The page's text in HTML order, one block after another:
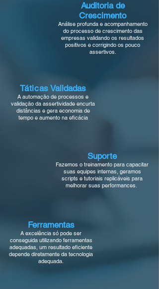
Auditoria de
Crescimento
Análise profunda e acompanhamento
do processo de crescimento das
empresas validando os resultados
positivos e corrigindo os pouco
assertivos.
Táticas Validadas
A automação de processos e
validação da assertividade encurta
distâncias e gera economia de
tempo e aumento na eficácia
Suporte
Fazemos o treinamento para capacitar
suas equipes internas, geramos
scripts e tutoriais replicáveis para
melhorar suas performances.
Ferramentas
A excelência só pode ser
conseguida utilizando ferramentas
adequadas, um resultado eficiente
depende diretamente da tecnologia
adequada.